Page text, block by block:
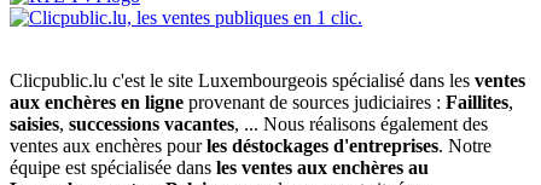
Clicpublic.lu c'est le site Luxembourgeois spécialisé dans les ventes
aux enchères en ligne provenant de sources judiciaires : Faillites,
saisies, successions vacantes, ... Nous réalisons également des
ventes aux enchères pourles déstockages d'entreprises. Notre
équipe est spécialisée dans les ventes aux enchères au